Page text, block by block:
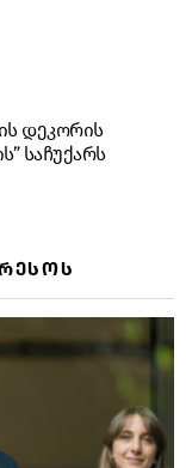
დეკორის
საჩუქარს